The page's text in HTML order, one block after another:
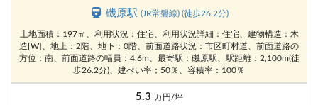
磯原駅(JR常磐線) (徒歩26.2分)
土地面積：197㎡、利用状況：住宅、利用状況詳細：住宅、建物構造：木
造[W]、地上：2階、地下：0階、前面道路状況：市区町村道、前面道路の
方位：南、前面道路の幅員：4.6m、最寄駅：磯原駅、駅距離：2,100m(徒
歩26.2分)、建ぺい率；50％、容積率：100％
5.3 万円/坪